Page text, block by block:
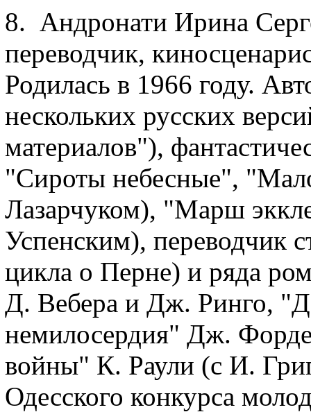
8. Андронати Ирина
переводчик,
Родилась в 1966 году.
нескольких русских
материалов"),
"Сироты небесные",
Лазарчуком), "Марш
Успенским), переводчик
цикла о Перне) и ряда
Д. Вебера и Дж. Ринго,
немилосердия" Дж.
войны" К. Раули (с И.
Одесского конкурса